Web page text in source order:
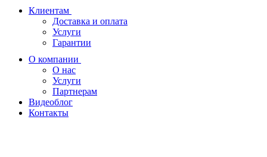
Клиентам
Доставка и оплата
Услуги
Гарантии
О компании
О нас
Услуги
Партнерам
Видеоблог
Контакты